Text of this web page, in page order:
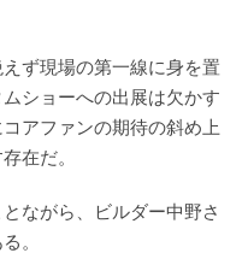
ず現場の第一線に身を置
ショーへの出展は欠かす
アファンの期待の斜め上
在だ。
ながら、ビルダー中野さ
。